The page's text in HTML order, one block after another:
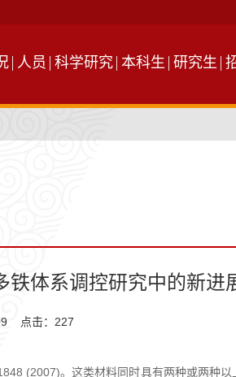
人员 科学研究 本科生 研究生
铁体系调控研究中的新进
点击： 227
(2007)。这类材料同时具有两种或两种以